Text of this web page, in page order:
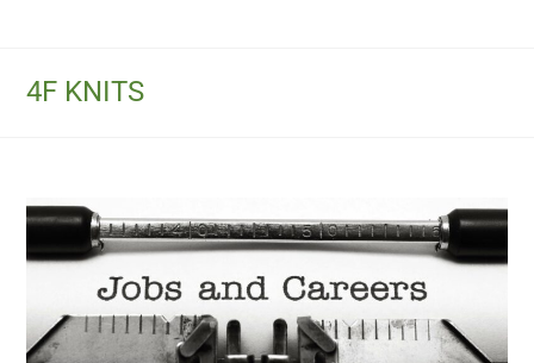
4F KNITS